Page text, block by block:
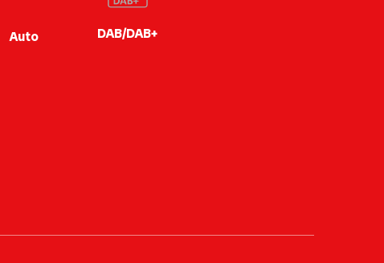
Auto DAB/DAB+